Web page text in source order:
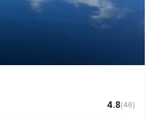
4.8(46)